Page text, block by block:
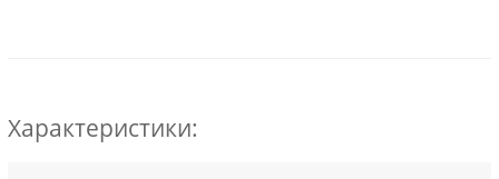
Характеристики: